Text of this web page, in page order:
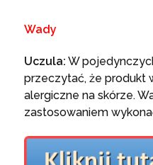
Wady
Uczula: W
przeczytać, że produkt
alergiczne na skórze.
zastosowaniem